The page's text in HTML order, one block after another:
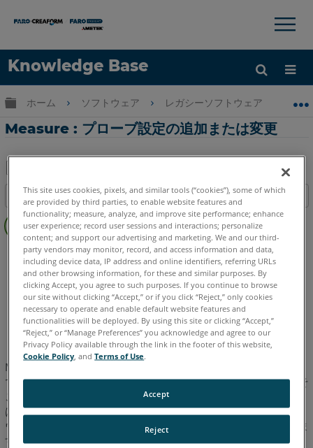
Knowledge Base
言語
×
グローバル階層を展開/折りたたむ
ホーム ソフトウェア レガシーソフトウェア レ
Measure : プローブ設定の追加または変更
PDF
と
し
て
目次
ヘ
な
し
CAM2 Measure 10 Measure Q Measure X Measure 3/4
スペイン語 日本語 英語
Measure Q および 10 では、キーボートのＰボタンを押すこと
で測定器のコントロールパネルの画面を開くことができます。そ
こから、プローブの補正ボタンを選択します。Measure 4 また
は X ユーザーの方は、測定器のプローブメニューのドロップダ
ウンリストからプローブの修正を選択し、クリックして編集しま
す。
This site uses cookies, pixels, and similar tools (“cookies”), some of which
are provided by third parties, to enable website features and
functionality; measure, analyze, and improve site performance; enhance
user experience; record user sessions and interactions; personalize
content; and support our advertising and marketing. We and our third-
party vendors may monitor, record, and access information and data,
including device data, IP address and online identifiers, referring URLs
and other browsing information, for these and similar purposes. By
clicking Accept, you agree to such purposes. If you continue to browse
our site without clicking “Accept,” or if you click “Reject,” only cookies
necessary to operate and enable default website features and
functionalities will be deployed. By using this site or clicking “Accept,”
“Reject,” or “Manage Preferences” you acknowledge and agree to our
Privacy Policy available through the link in the footer of this website,
Cookie Policy , andTerms of Use.
Reject
Accept